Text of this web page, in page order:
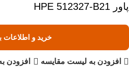
پاور HPE 512327-B21
خرید و اطلاعات
افزودن به لیست مقایسه افزودن